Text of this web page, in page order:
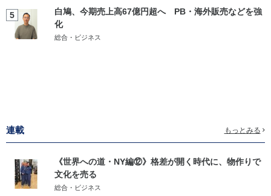
5
白鳩、今期売上高67億円超へ PB・海外販売などを強
化
総合・ビジネス
連載 もっとみる
《世界への道・NY編⑫》格差が開く時代に、物作りで
文化を売る
総合・ビジネス